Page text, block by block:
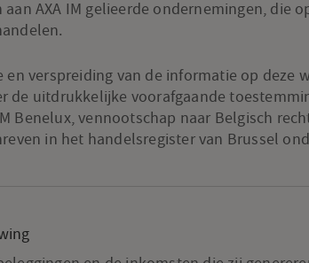
aan AXA IM gelieerde ondernemingen, die
en verspreiding van de informatie op deze
de uitdrukkelijke voorafgaande
Benelux, vennootschap naar Belgisch
in het handelsregister van Brussel